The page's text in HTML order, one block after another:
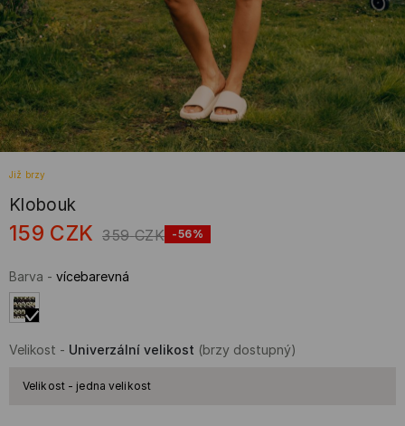
Již brzy
Klobouk
159 CZK 359 CZK -56%
Barva - vícebarevná
Velikost - Univerzální velikost (brzy dostupný)
Velikost - jedna velikost